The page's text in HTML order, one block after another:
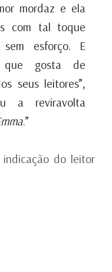
mordaz e ela
com tal toque
esforço. E
que gosta de
seus leitores”,
a reviravolta
.”
indicação do leitor